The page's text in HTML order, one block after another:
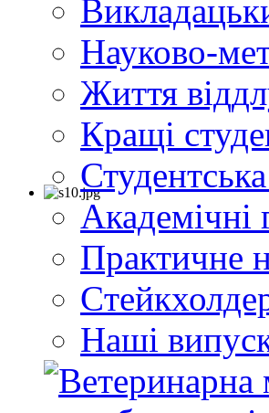
Науково-
Життя
Кращі
Академічні
Практичне
Наші